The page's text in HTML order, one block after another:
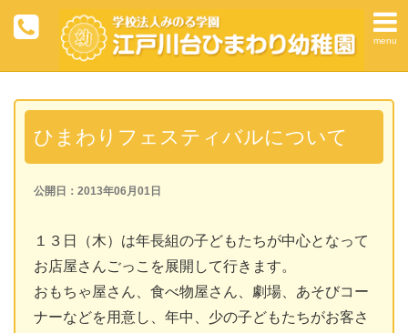
menu
ひまわりフェスティバルについて
公開日：2013年06月01日
１３日（木）は年長組の子どもたちが中心となって
お店屋さんごっこを展開して行きます。
おもちゃ屋さん、食べ物屋さん、劇場、あそびコー
ナーなどを用意し、年中、少の子どもたちがお客さ